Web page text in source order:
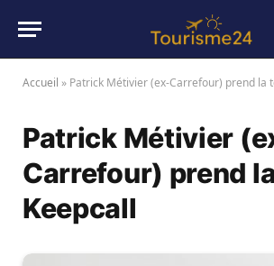
Accueil » Patrick Métivier (ex-Carrefour) prend la
Patrick Métivier
Carrefour) prend
Keepcall